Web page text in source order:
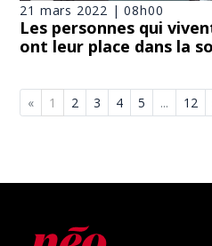
21 mars 2022 | 08h00
Les personnes qui
ont leur place dans la
« 1 2 3 4 5 ... 12